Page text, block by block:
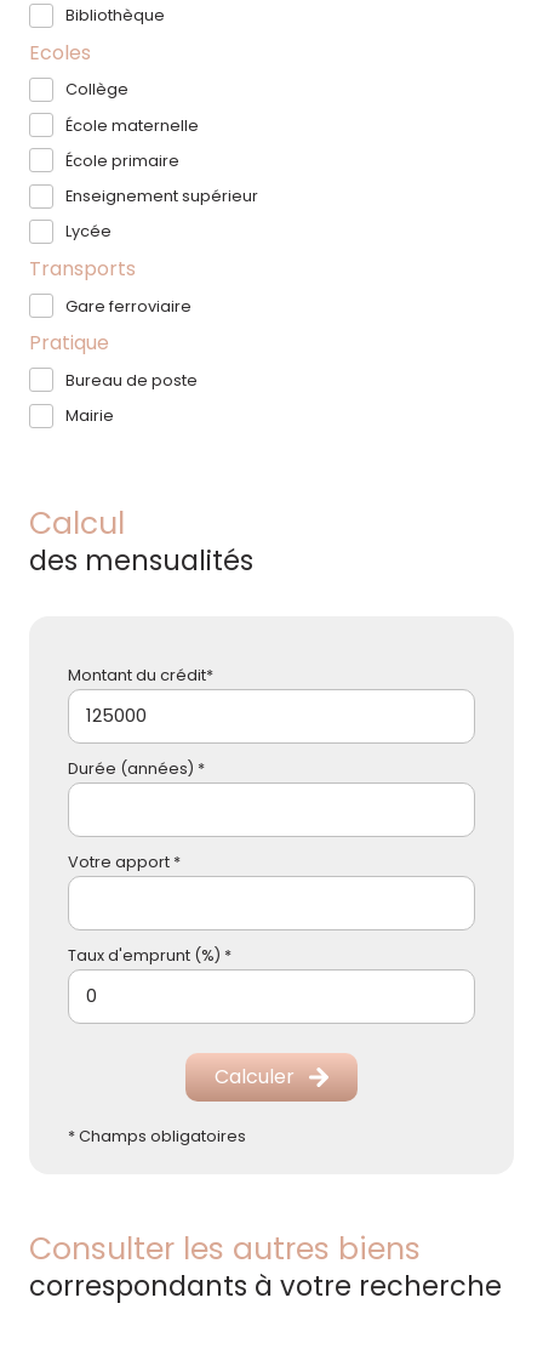
Bibliothèque
Ecoles
Collège
École maternelle
École primaire
Enseignement supérieur
Lycée
Transports
Gare ferroviaire
Pratique
Bureau de poste
Mairie
Calcul
des mensualités
Montant du crédit*
Durée (années) *
Votre apport *
Taux d'emprunt (%) *
Calculer
* Champs obligatoires
Consulter les autres biens
correspondants à votre recherche